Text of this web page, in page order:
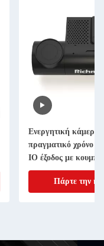
Ενεργητική κάμερα
πραγματικό χρόνο
IO έξοδος με κουμπί
Πάρτε την